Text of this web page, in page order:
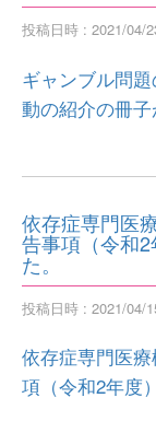
投稿日時 : 2021/04/
ギャンブル問
動の紹介の冊子
依存症専門医
告事項（令和
た。
投稿日時 : 2021/04/
依存症専門医
項（令和2年度